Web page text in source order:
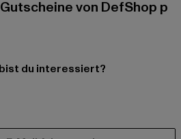
von DefShop p
du interessiert?